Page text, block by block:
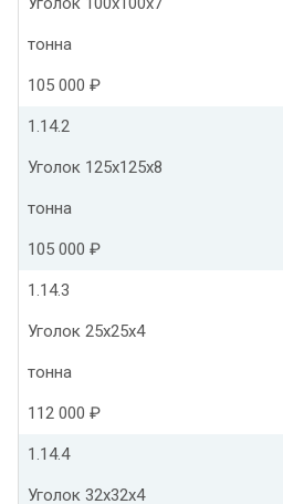
тонна
105 000 ₽
1.14.2
Уголок 125х125х8
тонна
105 000 ₽
1.14.3
Уголок 25х25х4
тонна
112 000 ₽
1.14.4
Уголок 32х32х4